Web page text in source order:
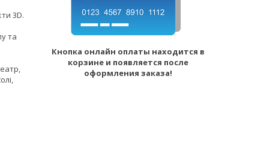
3D.
та
Кнопка онлайн оплаты находится в
корзине и появляется после
оформления заказа!